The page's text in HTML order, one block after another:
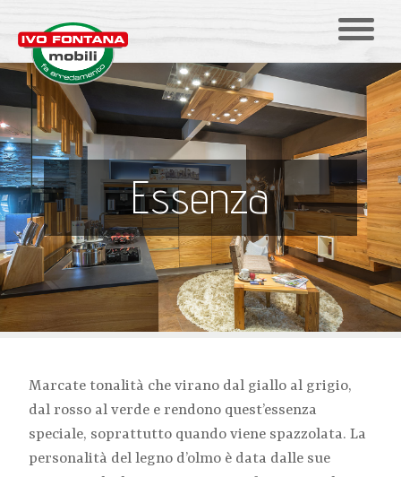
Essenza
Marcate tonalità che virano dal giallo al grigio,
dal rosso al verde e rendono quest’essenza
speciale, soprattutto quando viene spazzolata. La
personalità del legno d’olmo è data dalle sue